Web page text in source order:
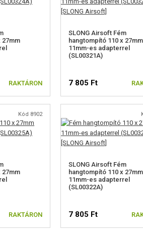
27mm
RAKTÁRON
SLONG Airsoft Fém
hangtompító 110 x 27mm
11mm-es adapterrel
(SL00321A)
7 805 Ft
Kód 8902
27mm
RAKTÁRON
SLONG Airsoft Fém
hangtompító 110 x 27mm
11mm-es adapterrel
(SL00322A)
7 805 Ft